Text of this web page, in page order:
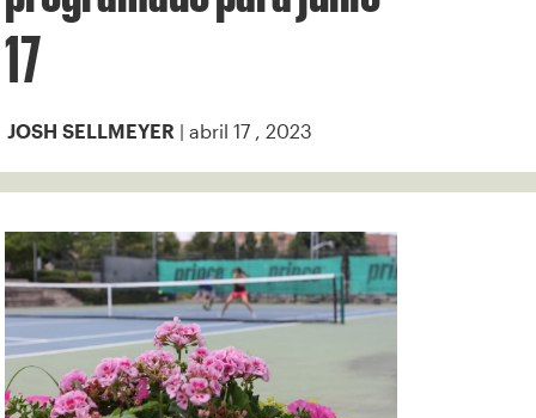
17
JOSH SELLMEYER | abril 17 , 2023